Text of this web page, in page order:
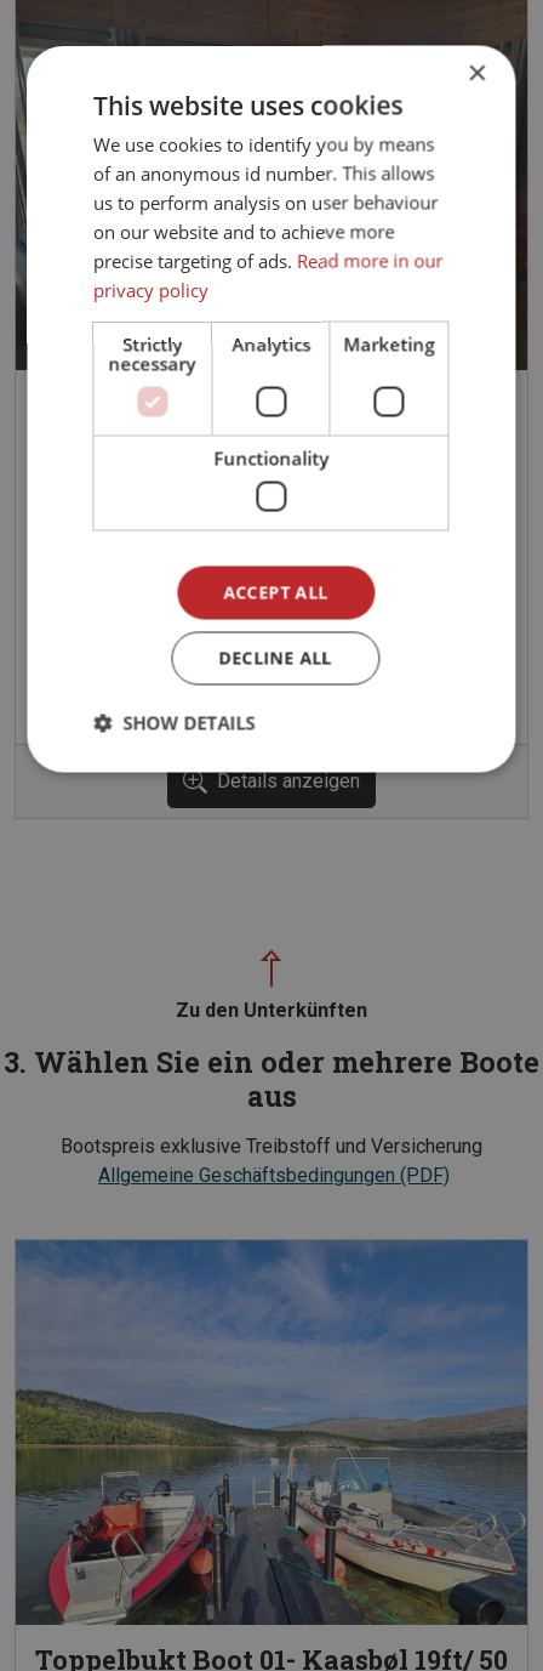
Toppelbukt Lodge & Sjøfiske incl.
endcleaning minimum 3 nights
Troms og Finnmark
Pers. insgesamt:
Preis von: EUR 1 762,-
Details anzeigen
Zu den Unterkünften
3. Wählen Sie ein oder mehrere Boote
aus
Bootspreis exklusive Treibstoff und Versicherung
Allgemeine Geschäftsbedingungen (PDF)
Toppelbukt Boot 01- Kaasbøl 19ft/ 50
×
This website uses cookies
We use cookies to identify you by means
of an anonymous id number. This allows
us to perform analysis on user behaviour
on our website and to achieve more
precise targeting of ads. Read more in our
privacy policy
Strictly
necessary
Analytics Marketing
Functionality
ACCEPT ALL
DECLINE ALL
SHOW DETAILS